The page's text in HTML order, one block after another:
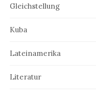
Gleichstellung
Kuba
Lateinamerika
Literatur